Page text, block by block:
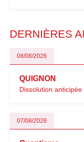
DERNIÈRES
08/08/2026
QUIGNON
Dissolution
07/08/2026